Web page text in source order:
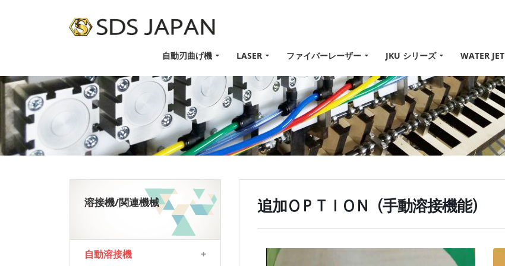
自動刃曲げ機 LASER ファイバーレーザー JKU シリーズ WATER JET
溶接機/関連機械
自動溶接機 +
追加ＯＰＴＩＯＮ（手動溶接機能）